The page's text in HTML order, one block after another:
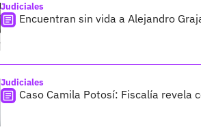
Judiciales
Encuentran sin vida a Alejandro
Judiciales
Caso Camila Potosí: Fiscalía revela